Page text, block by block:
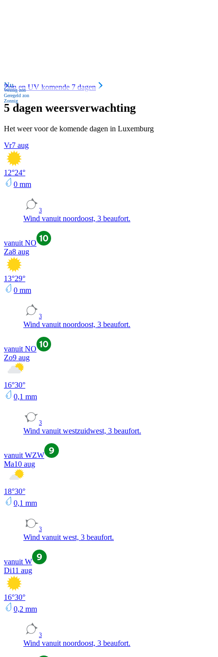
Nu
Weinig zon
Geregeld zon
Zonnig
Zon en UV komende 7 dagen
5 dagen weersverwachting
Het weer voor de komende dagen in Luxemburg
Vr7 aug
12°24°
0 mm
3
Wind vanuit noordoost, 3 beaufort.
vanuit NO
Za8 aug
13°29°
0 mm
3
Wind vanuit noordoost, 3 beaufort.
vanuit NO
Zo9 aug
16°30°
0,1 mm
3
Wind vanuit westzuidwest, 3 beaufort.
vanuit WZW
Ma10 aug
18°30°
0,1 mm
3
Wind vanuit west, 3 beaufort.
vanuit W
Di11 aug
16°30°
0,2 mm
3
Wind vanuit noordoost, 3 beaufort.